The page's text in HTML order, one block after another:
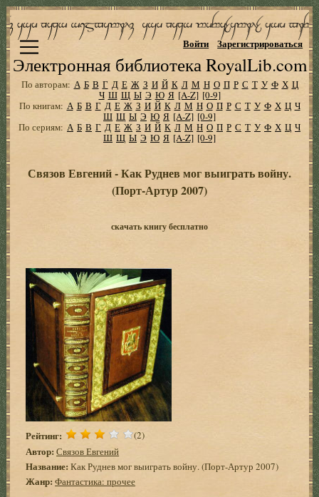
Электронная библиотека RoyalLib.com
Войти Зарегистрироваться
По авторам: А Б В Г Д Е Ж З И Й К Л М Н О П Р С Т У Ф Х Ц
Ч Ш Щ Ы Э Ю Я [A-Z] [0-9]
По книгам: А Б В Г Д Е Ж З И Й К Л М Н О П Р С Т У Ф Х Ц Ч
Ш Щ Ы Э Ю Я [A-Z] [0-9]
По сериям: А Б В Г Д Е Ж З И Й К Л М Н О П Р С Т У Ф Х Ц Ч
Ш Щ Ы Э Ю Я [A-Z] [0-9]
Связов Евгений - Как Руднев мог выиграть войну.
(Порт-Артур 2007)
скачать книгу бесплатно
Рейтинг: (2)
Автор: Связов Евгений
Название: Как Руднев мог выиграть войну. (Порт-Артур 2007)
Жанр: Фантастика: прочее